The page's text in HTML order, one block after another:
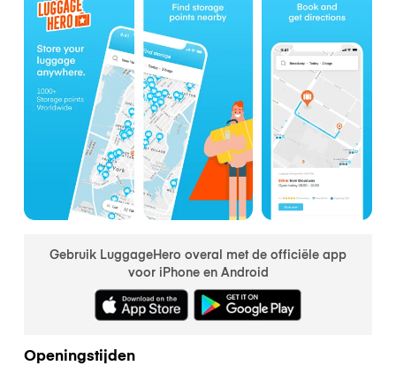
Gebruik LuggageHero overal met de officiële app
voor iPhone en Android
Openingstijden